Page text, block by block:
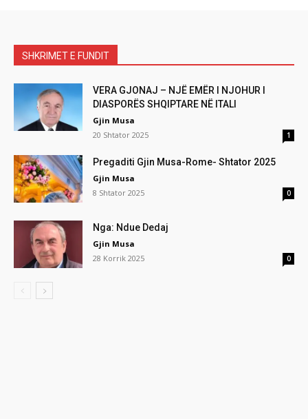
SHKRIMET E FUNDIT
VERA GJONAJ – NJË EMËR I NJOHUR I
DIASPORËS SHQIPTARE NË ITALI
Gjin Musa
20 Shtator 2025
1
Pregaditi Gjin Musa-Rome- Shtator 2025
Gjin Musa
8 Shtator 2025
0
Nga: Ndue Dedaj
Gjin Musa
28 Korrik 2025
0